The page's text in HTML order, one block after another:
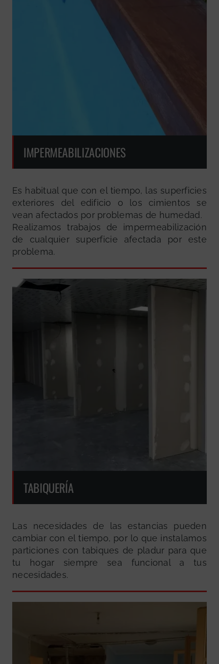
IMPERMEABILIZACIONES
Es habitual que con el tiempo, las superficies
exteriores del edificio o los cimientos se
vean afectados por problemas de humedad.
Realizamos trabajos de impermeabilización
de cualquier superficie afectada por este
problema.
TABIQUERÍA
Las necesidades de las estancias pueden
cambiar con el tiempo, por lo que instalamos
particiones con tabiques de pladur para que
tu hogar siempre sea funcional a tus
necesidades.